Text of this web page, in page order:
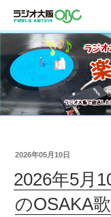
2026年05月10日
2026年5月
のOSAKA